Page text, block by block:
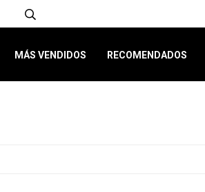
MÁS VENDIDOS RECOMENDADOS